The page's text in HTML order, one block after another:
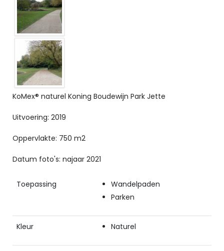
KoMex® naturel Koning Boudewijn Park Jette
Uitvoering: 2019
Oppervlakte: 750 m2
Datum foto's: najaar 2021
Toepassing
Wandelpaden
Parken
Kleur Naturel